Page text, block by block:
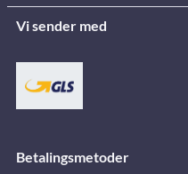
Vi sender med
Betalingsmetoder